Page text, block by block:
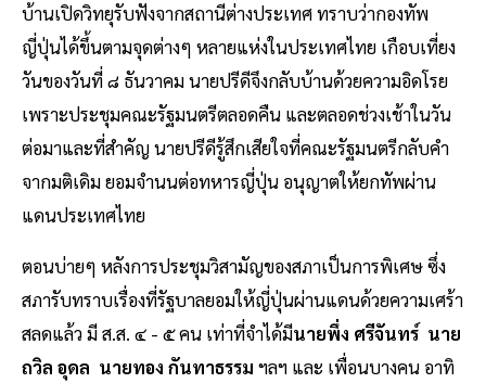
บ้านเปิดวิทยุรับฟังจากสถานีต่างประเทศ ทราบว่ากองทัพ
ญี่ปุ่นได้ขึ้นตามจุดต่างๆ หลายแห่งในประเทศไทย เกือบเที่ยง
วันของวันที่ ๘ ธันวาคม นายปรีดีจึงกลับบ้านด้วยความอิดโรย
เพราะประชุมคณะรัฐมนตรีตลอดคืน และตลอดช่วงเช้าในวัน
ต่อมาและที่สำคัญ นายปรีดีรู้สึกเสียใจที่คณะรัฐมนตรีกลับคำ
จากมติเดิม ยอมจำนนต่อทหารญี่ปุ่น อนุญาตให้ยกทัพผ่าน
แดนประเทศไทย
ตอนบ่ายๆ หลังการประชุมวิสามัญของสภาเป็นการพิเศษ ซึ่ง
สภารับทราบเรื่องที่รัฐบาลยอมให้ญี่ปุ่นผ่านแดนด้วยความเศร้า
สลดแล้ว มี ส.ส. ๔ - ๕ คน เท่าที่จำได้มีนายพึ่ง ศรีจันทร์ นาย
ถวิล อุดล นายทอง กันทาธรรม ฯลฯ และ เพื่อนบางคน อาทิ